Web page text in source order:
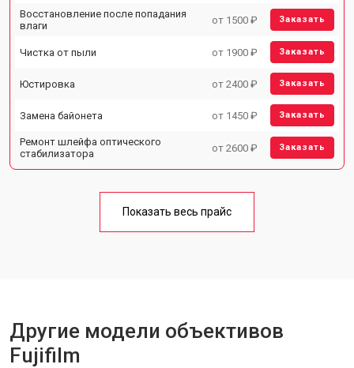
Восстановление после попадания
влаги
от 1500 ₽ Заказать
Чистка от пыли от 1900 ₽ Заказать
Юстировка от 2400 ₽ Заказать
Замена байонета от 1450 ₽ Заказать
Ремонт шлейфа оптического
стабилизатора
от 2600 ₽ Заказать
Показать весь прайс
Другие модели объективов
Fujifilm